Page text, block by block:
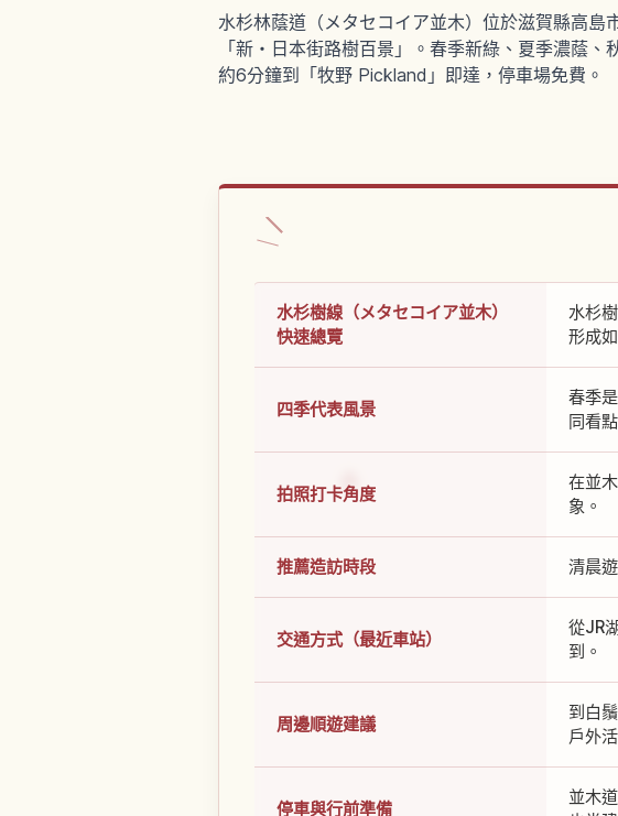
水杉林蔭道（メタセコイア並木）位於滋賀縣高
「新・日本街路樹百景」。春季新綠、夏季濃蔭
約6分鐘到「牧野 Pickland」即達，停車場免費。
水杉樹線（メタセコイア並木）
快速總覽
水杉
形成
四季代表風景
春季
同看
拍照打卡角度
在並
象。
推薦造訪時段 清晨
交通方式（最近車站）
從JR
到。
周邊順遊建議
到白
戶外
停車與行前準備
並木